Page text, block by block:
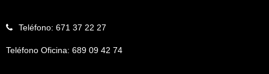
Teléfono: 671 37 22 27
Teléfono Oficina: 689 09 42 74